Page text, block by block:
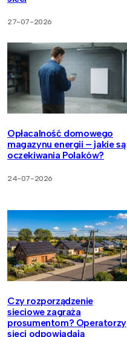
27-07-2026
Opłacalność domowego
magazynu energii – jakie są
oczekiwania Polaków?
24-07-2026
Czy rozporządzenie
sieciowe zagraża
prosumentom? Operatorzy
sieci odpowiadają